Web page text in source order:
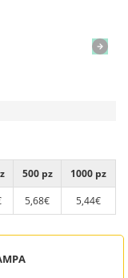
500 pz
1000 pz
5,68€ 5,44€